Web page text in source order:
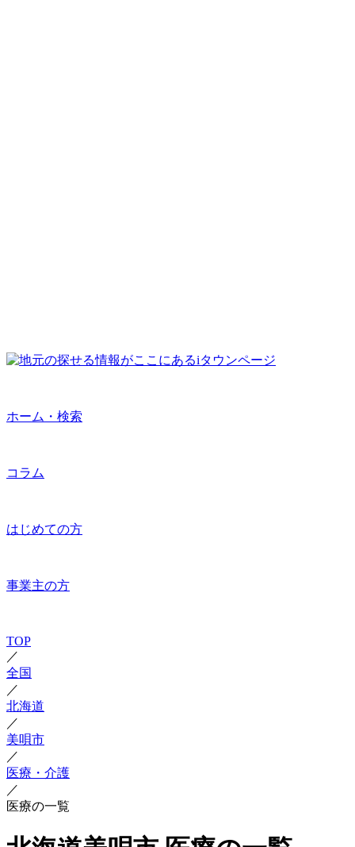
ホーム・検索
コラム
はじめての方
事業主の方
TOP
／
全国
／
北海道
／
美唄市
／
医療・介護
／
医療の一覧